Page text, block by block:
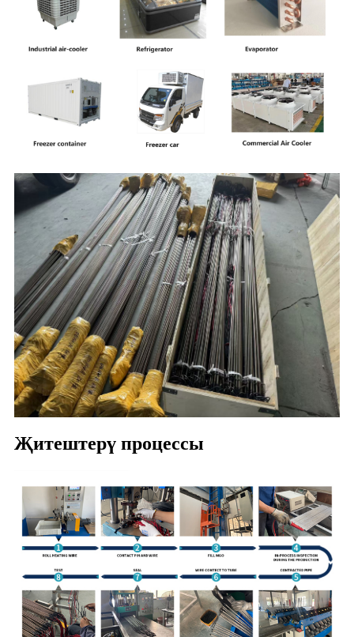
Җитештерү процессы